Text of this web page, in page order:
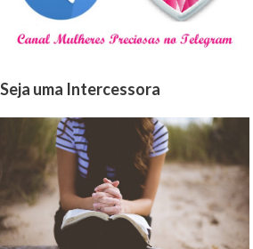
Seja uma Intercessora